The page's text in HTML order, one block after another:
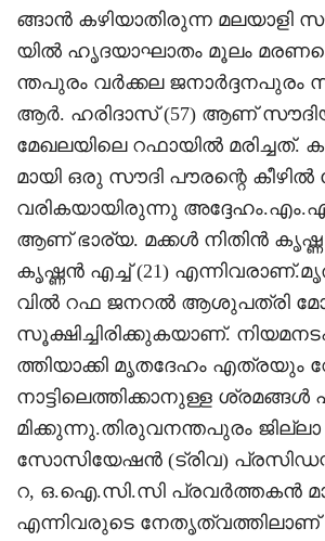
ങ്ങാൻ കഴിയാതിരുന്ന മലയാളി
യിൽ ഹൃദയാഘാതം മൂലം
ന്തപുരം വർക്കല ജനാർദ്ദനപുരം
ആർ. ഹരിദാസ് (57) ആണ്
മേഖലയിലെ റഫായിൽ മരിച്ചത്.
മായി ഒരു സൗദി പൗരന്റെ
വരികയായിരുന്നു
ആണ് ഭാര്യ. മക്കൾ നിതിൻ കൃഷ്ണ
കൃഷ്ണൻ എച്ച് (21)
വിൽ റഫ ജനറൽ ആശുപത്രി
സൂക്ഷിച്ചിരിക്കുകയാണ്.
ത്തിയാക്കി മൃതദേഹം എത്രയും
നാട്ടിലെത്തിക്കാനുള്ള
മിക്കുന്നു.തിരുവനന്തപുരം
സോസിയേഷൻ (ട്രിവ)
റ, ഒ.ഐ.സി.സി പ്രവർത്തകൻ
എന്നിവരുടെ നേതൃത്വത്തിലാണ്